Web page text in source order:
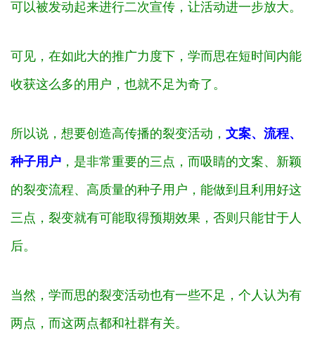
可以被发动起来进行二次宣传，让活动进一步放大。
可见，在如此大的推广力度下，学而思在短时间内能
收获这么多的用户，也就不足为奇了。
所以说，想要创造高传播的裂变活动， 文案、流程、
种子用户 ，是非常重要的三点，而吸睛的文案、新颖
的裂变流程、高质量的种子用户，能做到且利用好这
三点，裂变就有可能取得预期效果，否则只能甘于人
后。
当然，学而思的裂变活动也有一些不足，个人认为有
两点，而这两点都和社群有关。